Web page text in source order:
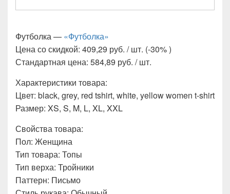
Футболка — «Футболка»
Цена со скидкой: 409,29 руб. / шт. (-30% )
Стандартная цена: 584,89 руб. / шт.
Характеристики товара:
Цвет: black, grey, red tshirt, white, yellow women t-shirt
Размер: XS, S, M, L, XL, XXL
Свойства товара:
Пол: Женщина
Тип товара: Топы
Тип верха: Тройники
Паттерн: Письмо